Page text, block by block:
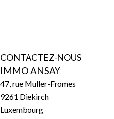
CONTACTEZ-NOUS
IMMO ANSAY
47, rue Muller-Fromes
9261 Diekirch
Luxembourg